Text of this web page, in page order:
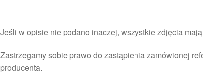
Jeśli w opisie nie podano inaczej, wszystkie zdjęcia
Zastrzegamy sobie prawo do zastąpienia zamówionej
producenta.